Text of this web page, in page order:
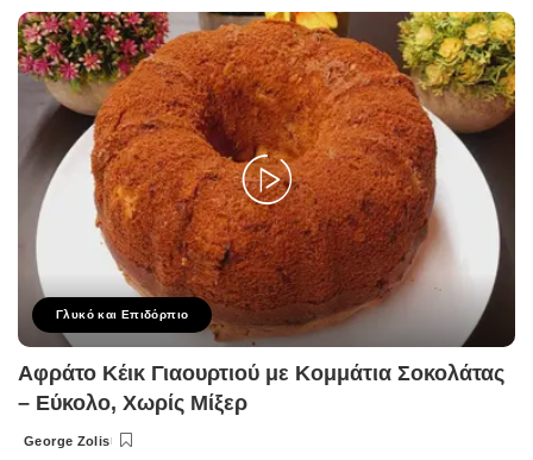
Γλυκό και Επιδόρπιο
Αφράτο Κέικ Γιαουρτιού με Κομμάτια Σοκολάτας
– Εύκολο, Χωρίς Μίξερ
Posted
George Zolis